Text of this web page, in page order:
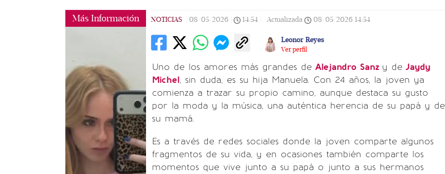
Más Información NOTICIAS 08/05/2026 14:54 Actualizada 08/05/2026 14:54
Leonor Reyes
Ver perfil
Uno de los amores más grandes de Alejandro Sanz y de Jaydy
Michel, sin duda, es su hija Manuela. Con 24 años, la joven ya
comienza a trazar su propio camino, aunque destaca su gusto
por la moda y la música, una auténtica herencia de su papá y de
su mamá.
Es a través de redes sociales donde la joven comparte algunos
fragmentos de su vida, y en ocasiones también comparte los
momentos que vive junto a su papá o junto a sus hermanos